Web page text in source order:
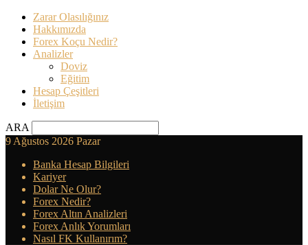
Zarar Olasılığınız
Hakkımızda
Forex Koçu Nedir?
Analizler
Doviz
Eğitim
Hesap Çeşitleri
İletişim
ARA
9 Ağustos 2026 Pazar
Banka Hesap Bilgileri
Kariyer
Dolar Ne Olur?
Forex Nedir?
Forex Altın Analizleri
Forex Anlık Yorumları
Nasıl FK Kullanırım?